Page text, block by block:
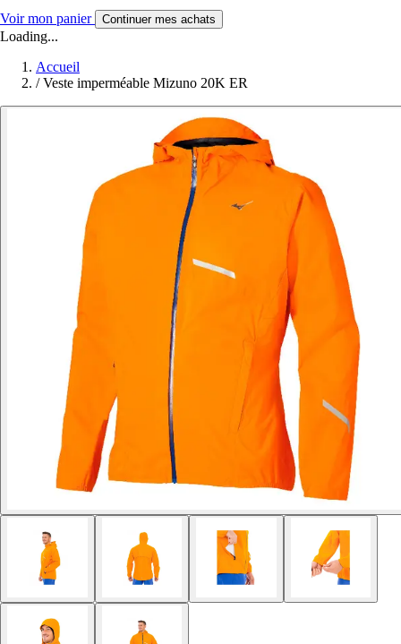
Voir mon panier Continuer mes achats
Loading...
Accueil
/ Veste imperméable Mizuno 20K ER